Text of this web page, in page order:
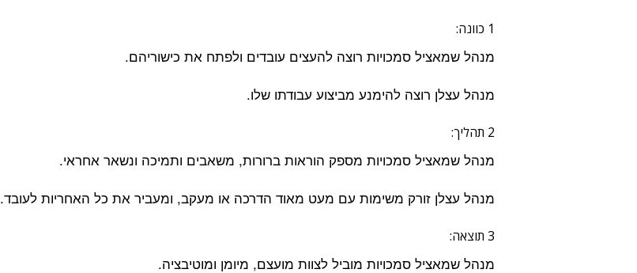
1 כוונה:
מנהל שמאציל סמכויות רוצה להעצים עובדים ולפתח את כישוריהם.
מנהל עצלן רוצה להימנע מביצוע עבודתו שלו.
2 תהליך:
מנהל שמאציל סמכויות מספק הוראות ברורות, משאבים ותמיכה ונשאר אחראי.
מנהל עצלן זורק משימות עם מעט מאוד הדרכה או מעקב, ומעביר את כל האחריות לעובד.
3 תוצאה:
מנהל שמאציל סמכויות מוביל לצוות מועצם, מיומן ומוטיבציה.